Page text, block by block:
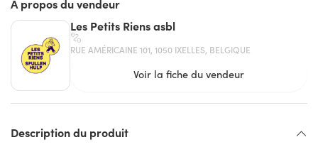
À propos du vendeur
Les Petits Riens asbl
RUE AMÉRICAINE 101, 1050 IXELLES, BELGIQUE
Voir la fiche du vendeur
Description du produit